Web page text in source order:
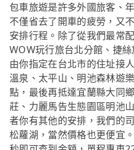
包車旅遊是許多外國旅客、
不僅省去了開車的疲勞，又
安排行程。除了從我們最常
WOW玩行旅台北分館、捷
由你指定在台北市的住址接
溫泉、太平山、明池森林遊
點，最後再抵達宜蘭縣大同
莊、力麗馬告生態園區明池
者你有其他的安排，我們的
松蘿湖，當然價格也更便宜